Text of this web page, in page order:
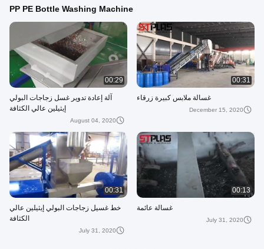
PP PE Bottle Washing Machine
00:31
غسالة ملابس كبيرة زرقاء
December 15, 2020
00:29
آلة إعادة تدوير غسل زجاجات البولي
إيثيلين عالي الكثافة
August 04, 2020
00:13
غسالة عائمة
July 31, 2020
00:31
خط غسيل زجاجات البولي إيثيلين عالي
الكثافة
July 31, 2020